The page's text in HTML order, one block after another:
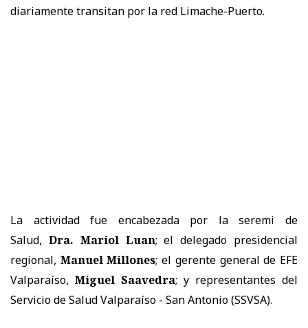
diariamente transitan por la red Limache-Puerto.
La actividad fue encabezada por la seremi de
Salud, Dra. Mariol Luan; el delegado presidencial
regional, Manuel Millones; el gerente general de EFE
Valparaíso, Miguel Saavedra; y representantes del
Servicio de Salud Valparaíso - San Antonio (SSVSA).